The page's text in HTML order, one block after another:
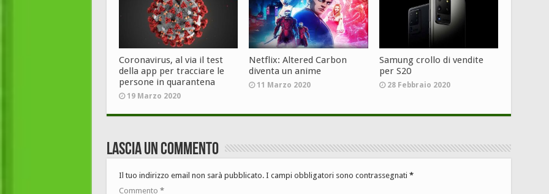
Coronavirus, al via il test
della app per tracciare le
persone in quarantena
19 Marzo 2020
Netflix: Altered Carbon
diventa un anime
11 Marzo 2020
Samung crollo di vendite
per S20
28 Febbraio 2020
Lascia un commento
Il tuo indirizzo email non sarà pubblicato. I campi obbligatori sono contrassegnati *
Commento *